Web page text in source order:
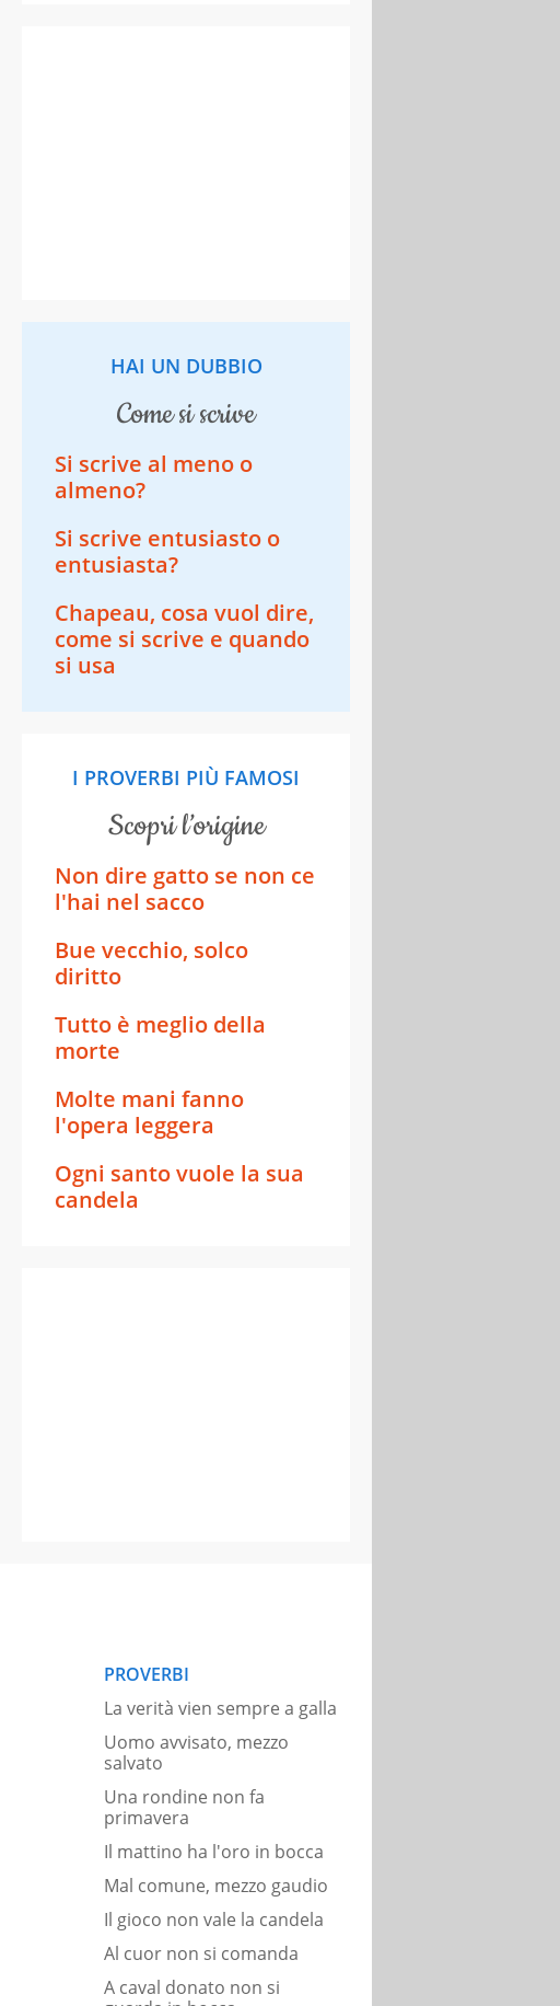
HAI UN DUBBIO
come si scrive
Si scrive al meno o
almeno?
Si scrive entusiasto o
entusiasta?
Chapeau, cosa vuol dire,
come si scrive e quando
si usa
I PROVERBI PIÙ FAMOSI
scopri l’origine
Non dire gatto se non ce
l'hai nel sacco
Bue vecchio, solco
diritto
Tutto è meglio della
morte
Molte mani fanno
l'opera leggera
Ogni santo vuole la sua
candela
PROVERBI
La verità vien sempre a galla
Uomo avvisato, mezzo
salvato
Una rondine non fa
primavera
Il mattino ha l'oro in bocca
Mal comune, mezzo gaudio
Il gioco non vale la candela
Al cuor non si comanda
A caval donato non si